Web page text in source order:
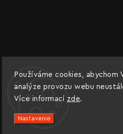
Používáme cookies, abychom
analýze provozu webu
Více informací zde.
Nastavenie